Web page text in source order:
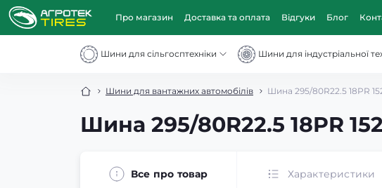
Про магазин Доставка та оплата Відгуки Блог
Шини для сільгосптехніки Шини для індустріальної
Шини для вантажних автомобілів Шина 295/80R22.5 18PR
Шина 295/80R22.5 18PR
Все про товар Характеристики